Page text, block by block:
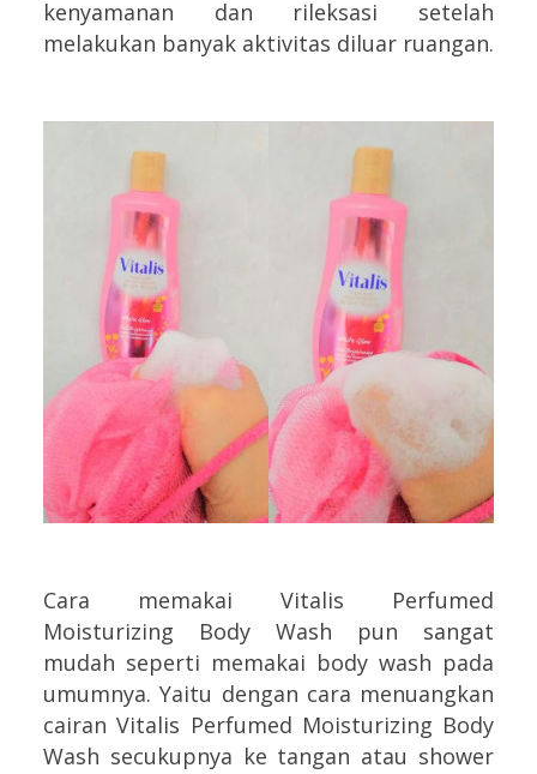
kenyamanan dan rileksasi setelah
melakukan banyak aktivitas diluar ruangan.
Cara memakai Vitalis Perfumed
Moisturizing Body Wash pun sangat
mudah seperti memakai body wash pada
umumnya. Yaitu dengan cara menuangkan
cairan Vitalis Perfumed Moisturizing Body
Wash secukupnya ke tangan atau shower